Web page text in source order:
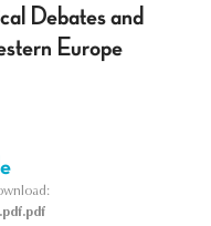
Debates and
Europe